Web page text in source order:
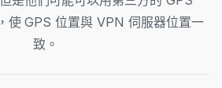
使 GPS 位置與 VPN 伺服器位置一
致。